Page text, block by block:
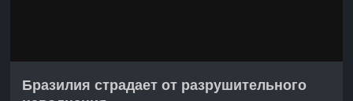
Бразилия страдает от разрушительного